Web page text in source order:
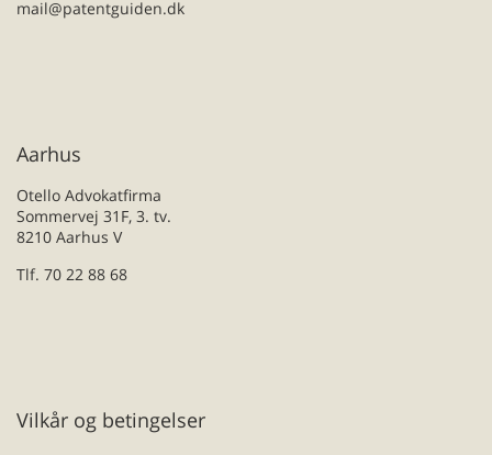
mail@patentguiden.dk
Aarhus
Otello Advokatfirma
Sommervej 31F, 3. tv.
8210 Aarhus V
Tlf. 70 22 88 68
Vilkår og betingelser